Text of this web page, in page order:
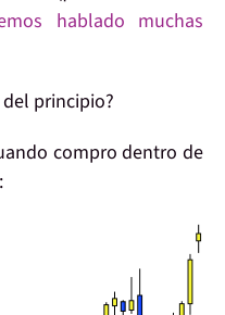
hablado muchas
del principio?
compro dentro de
: